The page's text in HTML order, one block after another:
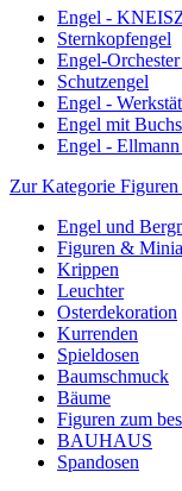
Engel -
Sternkopfengel
Engel-
Schutzengel
Engel -
Engel mit
Engel -
Zur Kategorie
Engel und
Figuren &
Krippen
Leuchter
Osterdekoration
Kurrenden
Spieldosen
Baumschmuck
Bäume
Figuren zum
BAUHAUS
Spandosen